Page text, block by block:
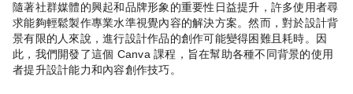
隨著社群媒體的興起和品牌形象的重要性日益提升，許多使用者尋
求能夠輕鬆製作專業水準視覺內容的解決方案。然而，對於設計背
景有限的人來說，進行設計作品的創作可能變得困難且耗時。因
此，我們開發了這個 Canva 課程，旨在幫助各種不同背景的使用
者提升設計能力和內容創作技巧。